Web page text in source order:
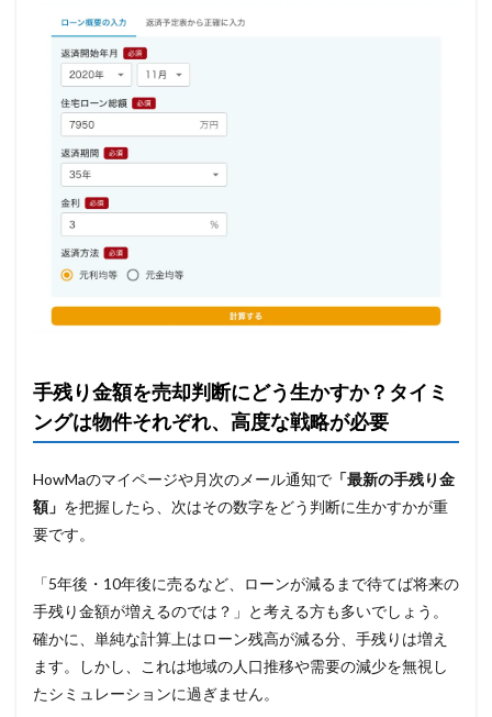
手残り金額を売却判断にどう生かすか？タイミ
ングは物件それぞれ、高度な戦略が必要
HowMaのマイページや月次のメール通知で 「最新の手残り金
額」 を把握したら、次はその数字をどう判断に生かすかが重
要です。
「5年後・10年後に売るなど、ローンが減るまで待てば将来の
手残り金額が増えるのでは？」と考える方も多いでしょう。
確かに、単純な計算上はローン残高が減る分、手残りは増え
ます。しかし、これは地域の人口推移や需要の減少を無視し
たシミュレーションに過ぎません。